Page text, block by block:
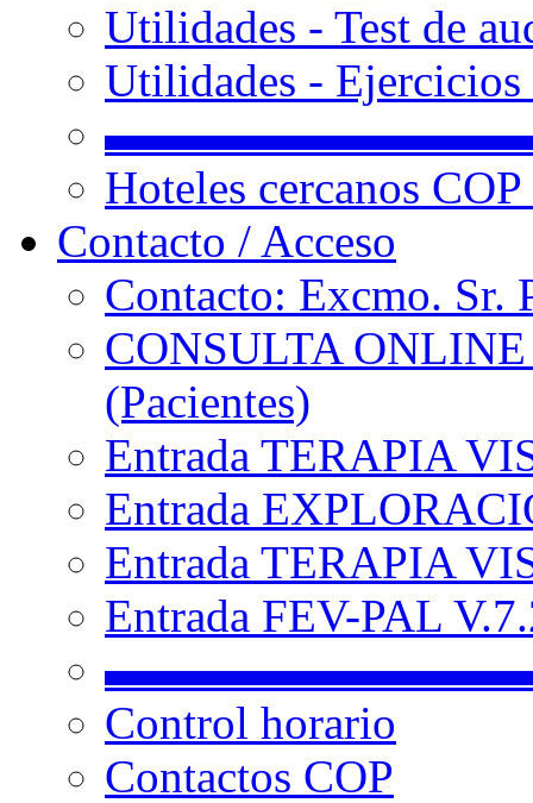
Utilidades - Test de
Utilidades -
Hoteles cercanos
Contacto / Acceso
Contacto: Excmo. Sr.
CONSULTA
(Pacientes)
Entrada TERAPIA
Entrada
Entrada TERAPIA
Entrada FEV-PAL
Control horario
Contactos COP